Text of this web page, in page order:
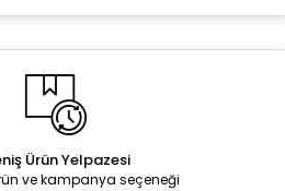
Ürün Yelpazesi
ve kampanya seçeneği